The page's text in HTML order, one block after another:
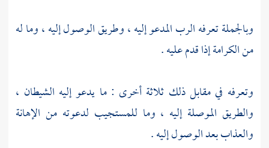
وبالجملة تعرفه الرب المدعو إليه ، وطريق الوصول إليه ، وما له
من الكرامة إذا قدم عليه .
وتعرفه في مقابل ذلك ثلاثة أخرى : ما يدعو إليه الشيطان ،
والطريق الموصلة إليه ، وما للمستجيب لدعوته من الإهانة
والعذاب بعد الوصول إليه .